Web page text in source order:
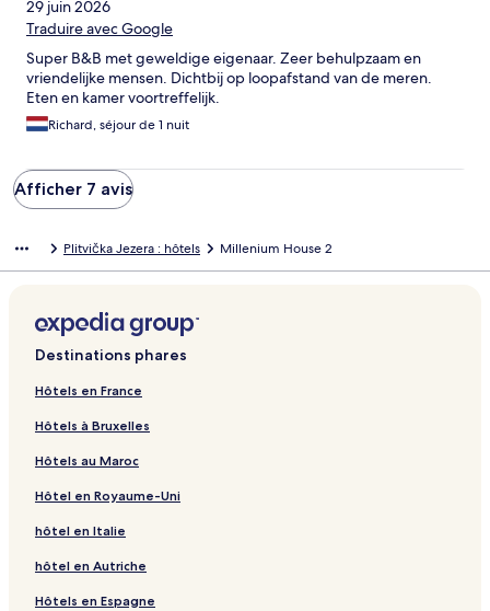
29 juin 2026
Traduire avec Google
Super B&B met geweldige eigenaar. Zeer behulpzaam en
vriendelijke mensen. Dichtbij op loopafstand van de meren.
Eten en kamer voortreffelijk.
Richard, séjour de 1 nuit
Afficher 7 avis
Plitvička Jezera : hôtels Millenium House 2
Destinations phares
Hôtels en France
Hôtels à Bruxelles
Hôtels au Maroc
Hôtel en Royaume-Uni
hôtel en Italie
hôtel en Autriche
Hôtels en Espagne